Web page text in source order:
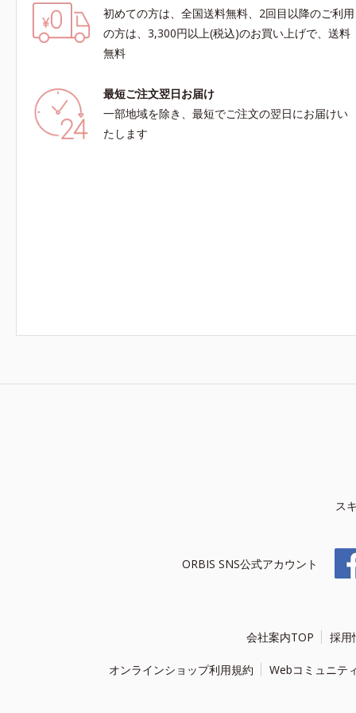
初めての方は、全国送料無料、2回目以降のご利用
の方は、3,300円以上(税込)のお買い上げで、送料
無料
最短ご注文翌日お届け
一部地域を除き、最短でご注文の翌日にお届けい
たします
ス
ORBIS SNS公式アカウント
会社案内TOP 採用
オンラインショップ利用規約 Webコミュニテ